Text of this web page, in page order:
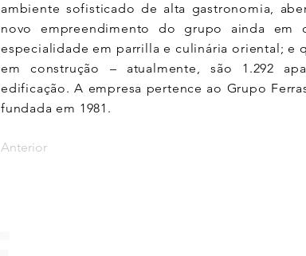
ambiente sofisticado de alta gastronomia,
novo empreendimento do grupo ainda em
especialidade em parrilla e culinária oriental; e
em construção – atualmente, são 1.292
edificação. A empresa pertence ao Grupo
fundada em 1981.
Anterior